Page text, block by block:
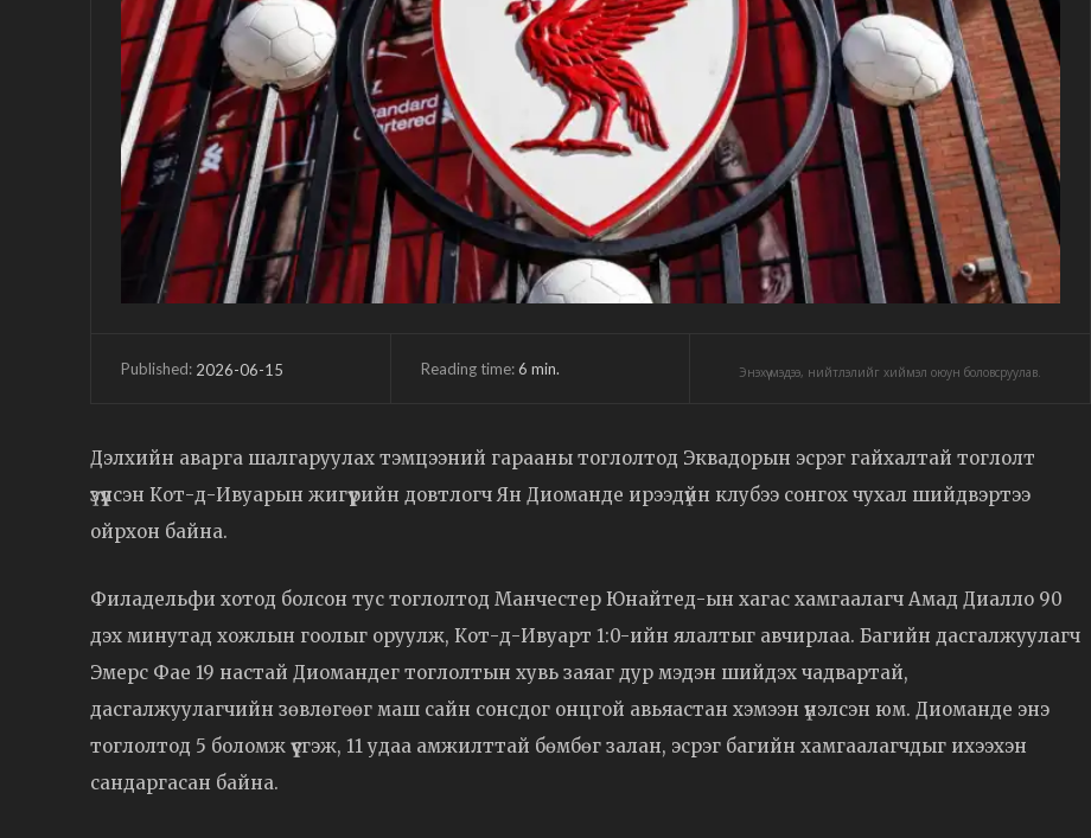
Published: 2026-06-15 Reading time:6 min. Энэхүү мэдээ, нийтлэлийг хиймэл оюун боловсруулав.
Дэлхийн аварга шалгаруулах тэмцээний гарааны тоглолтод Эквадорын эсрэг гайхалтай тоглолт
үзүүлсэн Кот-д-Ивуарын жигүүрийн довтлогч Ян Диоманде ирээдүйн клубээ сонгох чухал шийдвэртээ
ойрхон байна.
Филадельфи хотод болсон тус тоглолтод Манчестер Юнайтед-ын хагас хамгаалагч Амад Диалло 90
дэх минутад хожлын гоолыг оруулж, Кот-д-Ивуарт 1:0-ийн ялалтыг авчирлаа. Багийн дасгалжуулагч
Эмерс Фае 19 настай Диомандег тоглолтын хувь заяаг дур мэдэн шийдэх чадвартай,
дасгалжуулагчийн зөвлөгөөг маш сайн сонсдог онцгой авьяастан хэмээн үнэлсэн юм. Диоманде энэ
тоглолтод 5 боломж үүсгэж, 11 удаа амжилттай бөмбөг залан, эсрэг багийн хамгаалагчдыг ихээхэн
сандаргасан байна.